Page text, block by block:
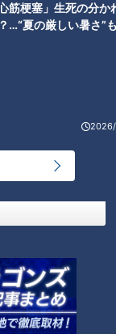
筋梗塞」生死の分か
…“夏の厳しい暑さ”